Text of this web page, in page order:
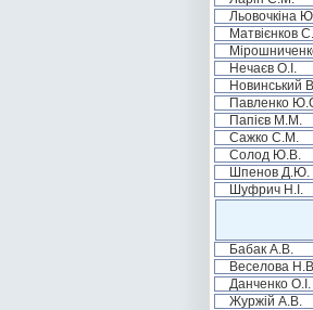
Льовочкіна
Матвієнков
Нечаєв О.І.
Новинський
Павленко
Папієв М.М.
Сажко С.М.
Солод Ю.В.
Шпенов Д.Ю.
Шуфрич Н.І.
Бабак А.В.
Веселова
Данченко О.І.
Журжій А.В.